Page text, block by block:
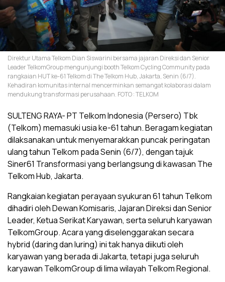
Direktur Utama Telkom Dian Siswarini bersama jajaran Direksi dan Senior
Leader TelkomGroup mengunjungi booth Telkom Cycling Community pada
rangkaian HUT ke-61 Telkom di The Telkom Hub, Jakarta, Senin (6/7).
Kehadiran komunitas internal mencerminkan semangat kolaborasi dalam
mendukung transformasi perusahaan. FOTO : TELKOM
SULTENG RAYA- PT Telkom Indonesia (Persero) Tbk
(Telkom) memasuki usia ke-61 tahun. Beragam kegiatan
dilaksanakan untuk menyemarakkan puncak peringatan
ulang tahun Telkom pada Senin (6/7), dengan tajuk
Siner61 Transformasi yang berlangsung di kawasan The
Telkom Hub, Jakarta.
Rangkaian kegiatan perayaan syukuran 61 tahun Telkom
dihadiri oleh Dewan Komisaris, Jajaran Direksi dan Senior
Leader, Ketua Serikat Karyawan, serta seluruh karyawan
TelkomGroup. Acara yang diselenggarakan secara
hybrid (daring dan luring) ini tak hanya diikuti oleh
karyawan yang berada di Jakarta, tetapi juga seluruh
karyawan TelkomGroup di lima wilayah Telkom Regional.